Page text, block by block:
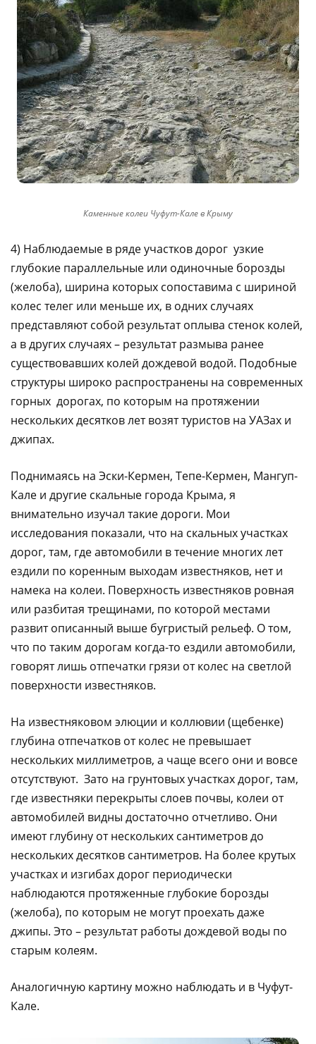
Каменные колеи Чуфут-Кале в Крыму
4) Наблюдаемые в ряде участков дорог узкие
глубокие параллельные или одиночные борозды
(желоба), ширина которых сопоставима с шириной
колес телег или меньше их, в одних случаях
представляют собой результат оплыва стенок колей,
а в других случаях – результат размыва ранее
существовавших колей дождевой водой. Подобные
структуры широко распространены на современных
горных дорогах, по которым на протяжении
нескольких десятков лет возят туристов на УАЗах и
джипах.
Поднимаясь на Эски-Кермен, Тепе-Кермен, Мангуп-
Кале и другие скальные города Крыма, я
внимательно изучал такие дороги. Мои
исследования показали, что на скальных участках
дорог, там, где автомобили в течение многих лет
ездили по коренным выходам известняков, нет и
намека на колеи. Поверхность известняков ровная
или разбитая трещинами, по которой местами
развит описанный выше бугристый рельеф. О том,
что по таким дорогам когда-то ездили автомобили,
говорят лишь отпечатки грязи от колес на светлой
поверхности известняков.
На известняковом элюции и коллювии (щебенке)
глубина отпечатков от колес не превышает
нескольких миллиметров, а чаще всего они и вовсе
отсутствуют. Зато на грунтовых участках дорог, там,
где известняки перекрыты слоев почвы, колеи от
автомобилей видны достаточно отчетливо. Они
имеют глубину от нескольких сантиметров до
нескольких десятков сантиметров. На более крутых
участках и изгибах дорог периодически
наблюдаются протяженные глубокие борозды
(желоба), по которым не могут проехать даже
джипы. Это – результат работы дождевой воды по
старым колеям.
Аналогичную картину можно наблюдать и в Чуфут-
Кале.